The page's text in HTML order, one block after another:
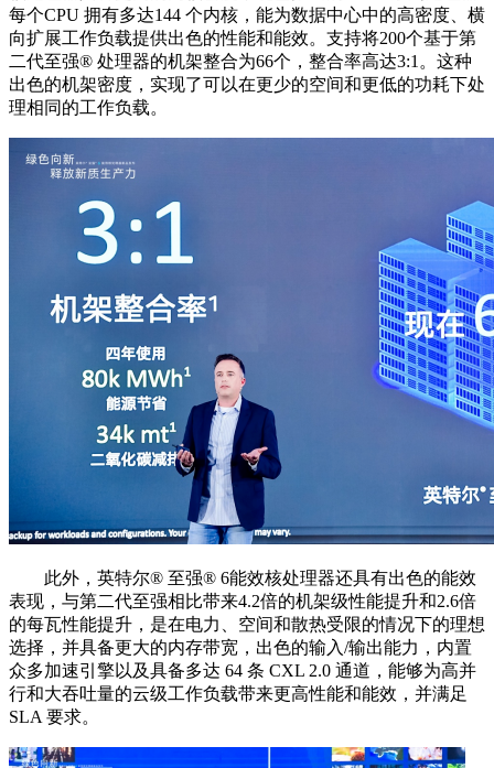
每个CPU 拥有多达144 个内核，能为数据中心中的高密度、横
向扩展工作负载提供出色的性能和能效。支持将200个基于第
二代至强®️ 处理器的机架整合为66个，整合率高达3:1。这种
出色的机架密度，实现了可以在更少的空间和更低的功耗下处
理相同的工作负载。
此外，英特尔®️ 至强®️ 6能效核处理器还具有出色的能效
表现，与第二代至强相比带来4.2倍的机架级性能提升和2.6倍
的每瓦性能提升，是在电力、空间和散热受限的情况下的理想
选择，并具备更大的内存带宽，出色的输入/输出能力，内置
众多加速引擎以及具备多达 64 条 CXL 2.0 通道，能够为高并
行和大吞吐量的云级工作负载带来更高性能和能效，并满足
SLA 要求。